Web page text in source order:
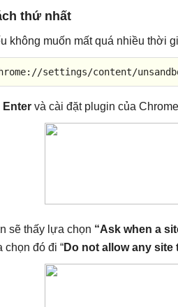
thứ nhất
không muốn mất quá nhiều thời
settings/content/
Enter và cài đặt plugin của
sẽ thấy lựa chọn “Ask when a
chọn đó đi “Do not allow any